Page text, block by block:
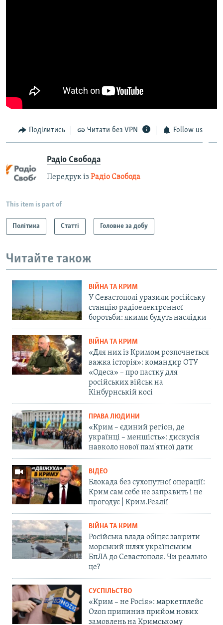
Поділитись Читати без VPN Follow us
Радіо Свобода
Передрук із Радіо Свобода
This item is part of
Політика Статті Головне за добу
Читайте також
ВІЙНА ТА КРИМ
У Севастополі уразили російську
станцію радіоелектронної
боротьби: якими будуть наслідки
ВІЙНА ТА КРИМ
«Для них із Кримом розпочнеться
важка історія»: командир ОТУ
«Одеса» – про пастку для
російських військ на
Кінбурнській косі
ПРАВА ЛЮДИНИ
«Крим – єдиний регіон, де
українці – меншість»: дискусія
навколо нової пам'ятної дати
ВІДЕО
Блокада без сухопутної операції:
Крим сам себе не заправить і не
прогодує | Крим.Реалії
ВІЙНА ТА КРИМ
Російська влада обіцяє закрити
морський шлях українським
БпЛА до Севастополя. Чи реально
це?
СУСПІЛЬСТВО
«Крим – не Росія»: маркетплейс
Ozon припинив прийом нових
замовлень на Кримському